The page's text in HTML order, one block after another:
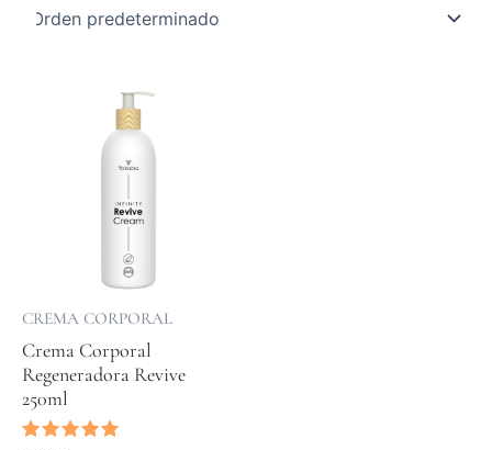
CREMA CORPORAL
Crema Corporal
Regeneradora Revive
250ml